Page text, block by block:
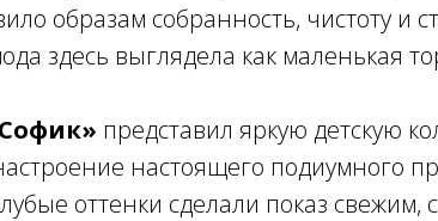
образам собранность, чистоту и
здесь выглядела как маленькая
представил яркую детскую
настоящего подиумного
оттенки сделали показ